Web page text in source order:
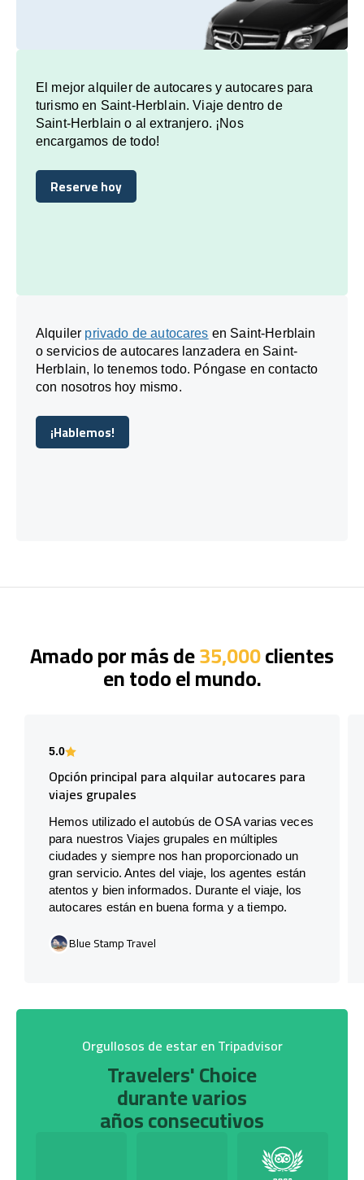
El mejor alquiler de autocares y autocares para
turismo en Saint-Herblain. Viaje dentro de
Saint-Herblain o al extranjero. ¡Nos
encargamos de todo!
Reserve hoy
Reserve hoy
Alquiler privado de autocares en Saint-Herblain
o servicios de autocares lanzadera en Saint-
Herblain, lo tenemos todo. Póngase en contacto
con nosotros hoy mismo.
¡Hablemos!
¡Hablemos!
Amado por más de35,000clientes
en todo el mundo.
5.0
Opción principal para alquilar autocares para
viajes grupales
Hemos utilizado el autobús de OSA varias veces
para nuestros Viajes grupales en múltiples
ciudades y siempre nos han proporcionado un
gran servicio. Antes del viaje, los agentes están
atentos y bien informados. Durante el viaje, los
autocares están en buena forma y a tiempo.
Blue Stamp Travel
Orgullosos de estar en Tripadvisor
Travelers' Choice
durante varios
años consecutivos